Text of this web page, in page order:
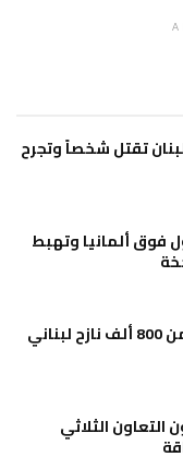
تقتل شخصاً وتجرح
ألمانيا وتهبط
الأمم المتحدة: عودة أكثر من 800 ألف نازح لبناني
التعاون الثلاثي